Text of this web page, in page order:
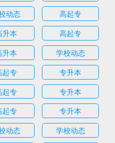
动态
高起专
升本
高起专
升本
学校动态
起专
专升本
起专
专升本
起专
专升本
动态
学校动态